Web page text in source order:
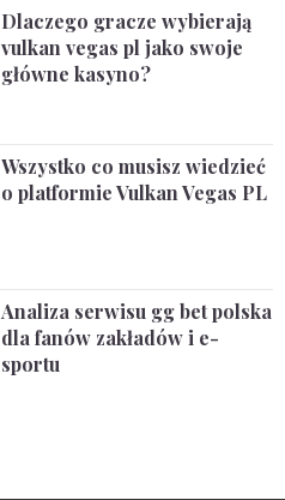
Dlaczego gracze wybierają
vulkan vegas pl jako swoje
główne kasyno?
Wszystko co musisz wiedzieć
o platformie Vulkan Vegas PL
Analiza serwisu gg bet polska
dla fanów zakładów i e-
sportu